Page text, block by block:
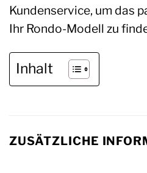
Kundenservice, um das
Ihr Rondo-Modell zu
Inhalt
ZUSÄTZLICHE